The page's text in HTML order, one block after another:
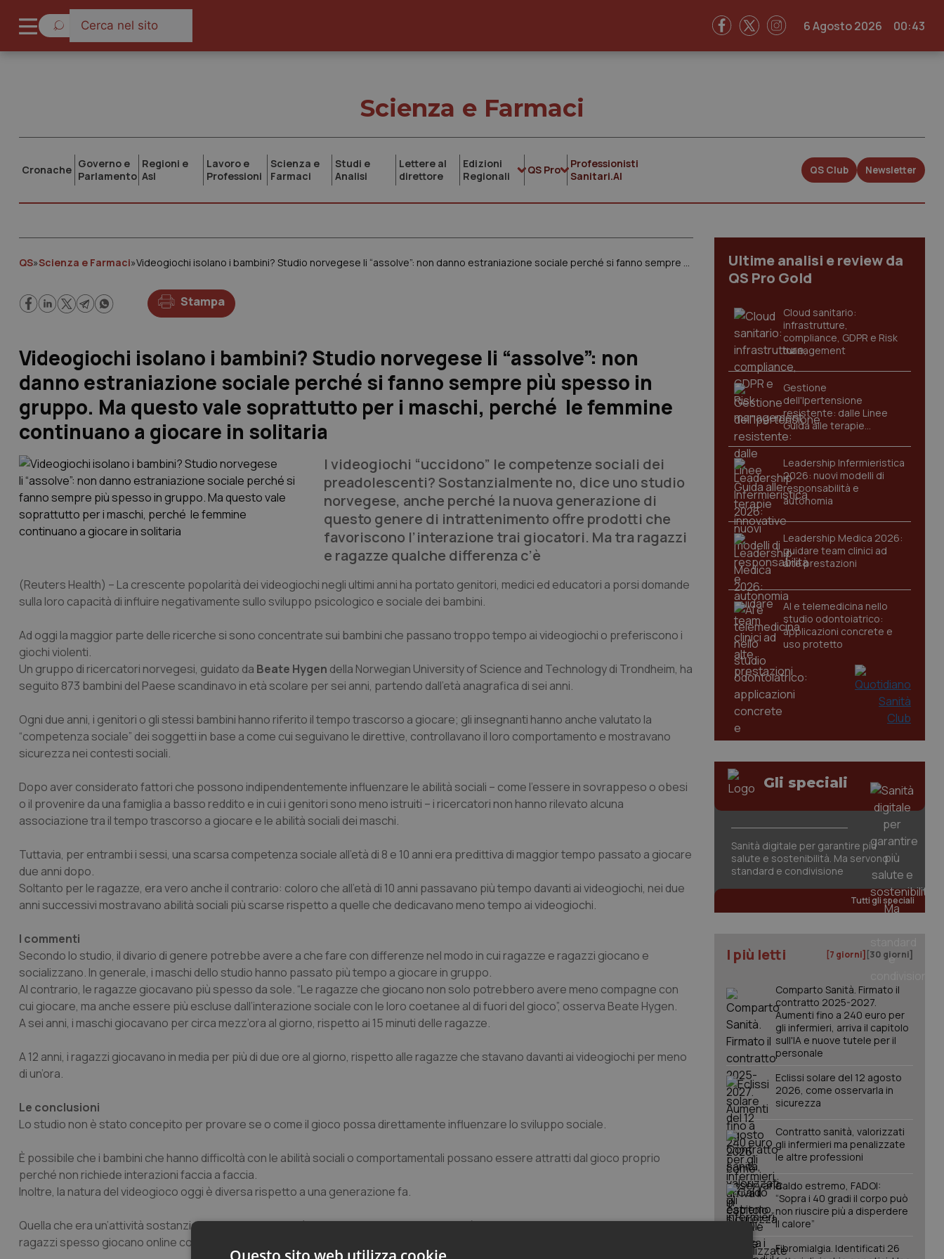
6 Agosto 2026 00:43
Scienza e Farmaci
Cronache Governo e
Parlamento
Regioni e
Asl
Lavoro e
Professioni
Scienza e
Farmaci
Studi e
Analisi
Lettere al
direttore
Edizioni
Regionali
QS Pro
Professionisti
Sanitari.AI
QS Club Newsletter
QS»Scienza e Farmaci» Videogiochi isolano i bambini? Studio norvegese li “assolve”: non danno estraniazione sociale perché si fanno sempre più spesso in gruppo. Ma questo vale soprattutto per i maschi, perché le femmine continuano a giocare in solitaria
Stampa
Videogiochi isolano i bambini? Studio norvegese li “assolve”: non
danno estraniazione sociale perché si fanno sempre più spesso in
gruppo. Ma questo vale soprattutto per i maschi, perché le femmine
continuano a giocare in solitaria
I videogiochi “uccidono” le competenze sociali dei
preadolescenti? Sostanzialmente no, dice uno studio
norvegese, anche perché la nuova generazione di
questo genere di intrattenimento offre prodotti che
favoriscono l’interazione trai giocatori. Ma tra ragazzi
e ragazze qualche differenza c’è
(Reuters Health) – La crescente popolarità dei videogiochi negli ultimi anni ha portato genitori, medici ed educatori a porsi domande
sulla loro capacità di influire negativamente sullo sviluppo psicologico e sociale dei bambini.
Ad oggi la maggior parte delle ricerche si sono concentrate sui bambini che passano troppo tempo ai videogiochi o preferiscono i
giochi violenti.
Un gruppo di ricercatori norvegesi, guidato da Beate Hygen della Norwegian University of Science and Technology di Trondheim, ha
seguito 873 bambini del Paese scandinavo in età scolare per sei anni, partendo dall’età anagrafica di sei anni.
Ogni due anni, i genitori o gli stessi bambini hanno riferito il tempo trascorso a giocare; gli insegnanti hanno anche valutato la
“competenza sociale” dei soggetti in base a come cui seguivano le direttive, controllavano il loro comportamento e mostravano
sicurezza nei contesti sociali.
Dopo aver considerato fattori che possono indipendentemente influenzare le abilità sociali – come l’essere in sovrappeso o obesi
o il provenire da una famiglia a basso reddito e in cui i genitori sono meno istruiti – i ricercatori non hanno rilevato alcuna
associazione tra il tempo trascorso a giocare e le abilità sociali dei maschi.
Tuttavia, per entrambi i sessi, una scarsa competenza sociale all’età di 8 e 10 anni era predittiva di maggior tempo passato a giocare
due anni dopo.
Soltanto per le ragazze, era vero anche il contrario: coloro che all’età di 10 anni passavano più tempo davanti ai videogiochi, nei due
anni successivi mostravano abilità sociali più scarse rispetto a quelle che dedicavano meno tempo ai videogiochi.
I commenti
Secondo lo studio, il divario di genere potrebbe avere a che fare con differenze nel modo in cui ragazze e ragazzi giocano e
socializzano. In generale, i maschi dello studio hanno passato più tempo a giocare in gruppo.
Al contrario, le ragazze giocavano più spesso da sole. “Le ragazze che giocano non solo potrebbero avere meno compagne con
cui giocare, ma anche essere più escluse dall’interazione sociale con le loro coetanee al di fuori del gioco”, osserva Beate Hygen.
A sei anni, i maschi giocavano per circa mezz’ora al giorno, rispetto ai 15 minuti delle ragazze.
A 12 anni, i ragazzi giocavano in media per più di due ore al giorno, rispetto alle ragazze che stavano davanti ai videogiochi per meno
di un’ora.
Le conclusioni
Lo studio non è stato concepito per provare se o come il gioco possa direttamente influenzare lo sviluppo sociale.
È possibile che i bambini che hanno difficoltà con le abilità sociali o comportamentali possano essere attratti dal gioco proprio
perché non richiede interazioni faccia a faccia.
Inoltre, la natura del videogioco oggi è diversa rispetto a una generazione fa.
Quella che era un’attività sostanzialmente individuale si è trasformata in un’esperienza più interattiva nel corso del tempo: oggi i
ragazzi spesso giocano online con gli amici o fanno amicizia con i loro avversari proprio durante il gioco.
Ultime analisi e review da
QS Pro Gold
Cloud sanitario:
infrastrutture,
compliance, GDPR e Risk
management
Gestione
dell'Ipertensione
resistente: dalle Linee
Guida alle terapie
innovative
Leadership Infermieristica
2026: nuovi modelli di
responsabilità e
autonomia
Leadership Medica 2026:
guidare team clinici ad
alte prestazioni
AI e telemedicina nello
studio odontoiatrico:
applicazioni concrete e
uso protetto
Gli speciali
Sanità digitale per garantire più
salute e sostenibilità. Ma servono
standard e condivisione
Tutti gli speciali
I più letti [7 giorni] [30 giorni]
Comparto Sanità. Firmato il
contratto 2025-2027.
Aumenti fino a 240 euro per
gli infermieri, arriva il capitolo
sull'IA e nuove tutele per il
personale
Eclissi solare del 12 agosto
2026, come osservarla in
sicurezza
Contratto sanità, valorizzati
gli infermieri ma penalizzate
le altre professioni
Caldo estremo, FADOI:
“Sopra i 40 gradi il corpo può
non riuscire più a disperdere
il calore”
Fibromialgia. Identificati 26